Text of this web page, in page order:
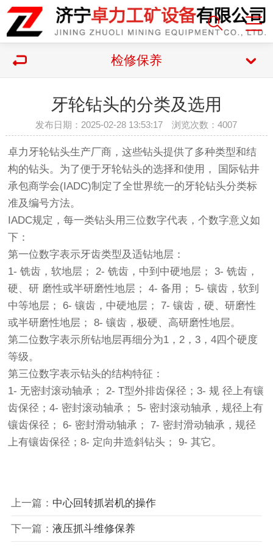
检修保养
牙轮钻头的分类及选用
发布日期：2025-02-28 13:53:17 浏览次数：4007
卓力牙轮钻头生产厂商，这些钻头提供了多种类型和结
构的钻头。为了便于牙轮钻头的选择和使用， 国际钻井
承包商学会(IADC)制定了全世界统一的牙轮钻头分类标
准及编号方法。
IADC规定，每一类钻头用三位数字代表，个数字意义如
下：
第一位数字表示牙齿类型及适钻地层：
1- 铣齿，软地层； 2- 铣齿，中到中硬地层； 3- 铣齿，
硬、研 磨性或半研磨性地层； 4- 备用； 5- 镶齿，软到
中等地层； 6- 镶齿，中硬地层； 7- 镶齿，硬、研磨性
或半研磨性地层； 8- 镶齿，极硬、高研磨性地层。
第二位数字表示所钻地层再细分为1，2，3，4四个硬度
等级。
第三位数字表示钻头的结构特征：
1- 无密封滚动轴承； 2- T型外排齿保径；3- 规 径上有镶
齿保径；4- 密封滚动轴承； 5- 密封滚动轴承，规径上有
镶齿保径； 6- 密封滑动轴承； 7- 密封滑动轴承，规径
上有镶齿保径；8- 定向井造斜钻头； 9- 其它。
上一篇： 中心回转抓岩机的操作
下一篇： 液压抓斗维修保养